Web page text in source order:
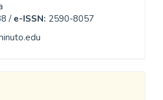
/ e-ISSN: 2590-8057